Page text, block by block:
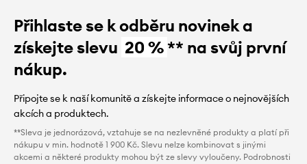
Přihlaste se k odběru novinek a
získejte slevu 20 %** na svůj první
nákup.
Připojte se k naší komunitě a získejte informace o nejnovějších
akcích a produktech.
**Sleva je jednorázová, vztahuje se na nezlevněné produkty a platí při
nákupu v min. hodnotě 1 900 Kč. Slevu nelze kombinovat s jinými
akcemi a některé produkty mohou být ze slevy vyloučeny. Podrobnosti